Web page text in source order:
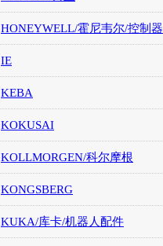
HONEYWELL/霍尼韦尔/控制器
IE
KEBA
KOKUSAI
KOLLMORGEN/科尔摩根
KONGSBERG
KUKA/库卡/机器人配件